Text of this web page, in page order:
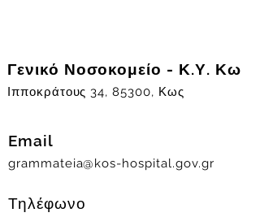
Γενικό Νοσοκομείο - Κ.Υ. Κω
Ιπποκράτους 34, 85300, Κως
Email
grammateia@kos-hospital.gov.gr
Τηλέφωνο